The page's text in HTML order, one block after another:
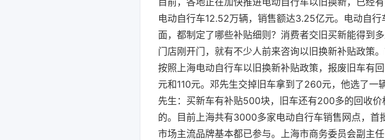
电动自行车12.52万辆，销售额达3.25亿元。电动自
面，都制定了哪些补贴细则？消费者交旧买新能得到
门店刚开门，就有不少人前来咨询以旧换新补贴政策
按照上海电动自行车以旧换新补贴政策，报废旧车有
元和110元。邓先生交掉旧车拿到了260元，他选了
先生：买新车有补贴500块，旧车还有200多的回收
的。目前上海共有3000多家电动自行车销售网点，首
市场主流品牌基本都已参与。上海市商务委员会副